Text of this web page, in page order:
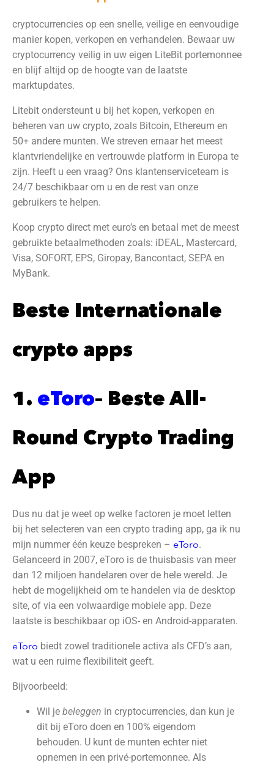
cryptocurrencies op een snelle, veilige en eenvoudige
manier kopen, verkopen en verhandelen. Bewaar uw
cryptocurrency veilig in uw eigen LiteBit portemonnee
en blijf altijd op de hoogte van de laatste
marktupdates.
Litebit ondersteunt u bij het kopen, verkopen en
beheren van uw crypto, zoals Bitcoin, Ethereum en
50+ andere munten. We streven ernaar het meest
klantvriendelijke en vertrouwde platform in Europa te
zijn. Heeft u een vraag? Ons klantenserviceteam is
24/7 beschikbaar om u en de rest van onze
gebruikers te helpen.
Koop crypto direct met euro’s en betaal met de meest
gebruikte betaalmethoden zoals: iDEAL, Mastercard,
Visa, SOFORT, EPS, Giropay, Bancontact, SEPA en
MyBank.
Beste Internationale
crypto apps
1. eToro– Beste All-
Round Crypto Trading
App
Dus nu dat je weet op welke factoren je moet letten
bij het selecteren van een crypto trading app, ga ik nu
mijn nummer één keuze bespreken – eToro.
Gelanceerd in 2007, eToro is de thuisbasis van meer
dan 12 miljoen handelaren over de hele wereld. Je
hebt de mogelijkheid om te handelen via de desktop
site, of via een volwaardige mobiele app. Deze
laatste is beschikbaar op iOS- en Android-apparaten.
eToro biedt zowel traditionele activa als CFD’s aan,
wat u een ruime flexibiliteit geeft.
Bijvoorbeeld:
Wil je beleggen in cryptocurrencies, dan kun je
dit bij eToro doen en 100% eigendom
behouden. U kunt de munten echter niet
opnemen in een privé-portemonnee. Als